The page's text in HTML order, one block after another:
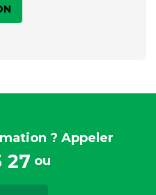
? Appeler
27 ou